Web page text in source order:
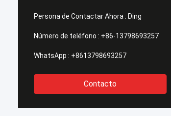
Persona de Contactar Ahora : Ding
Número de teléfono : +86-13798693257
WhatsApp : +8613798693257
Contacto